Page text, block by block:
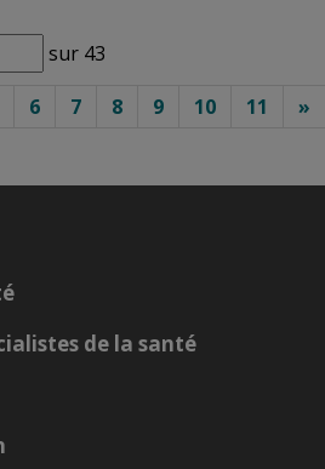
sur 43
6 7 8 9 10 11 »
de la santé